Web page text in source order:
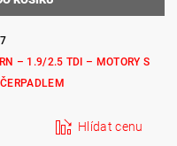
– 1.9/2.5 TDI – MOTORY S
Hlídat cenu